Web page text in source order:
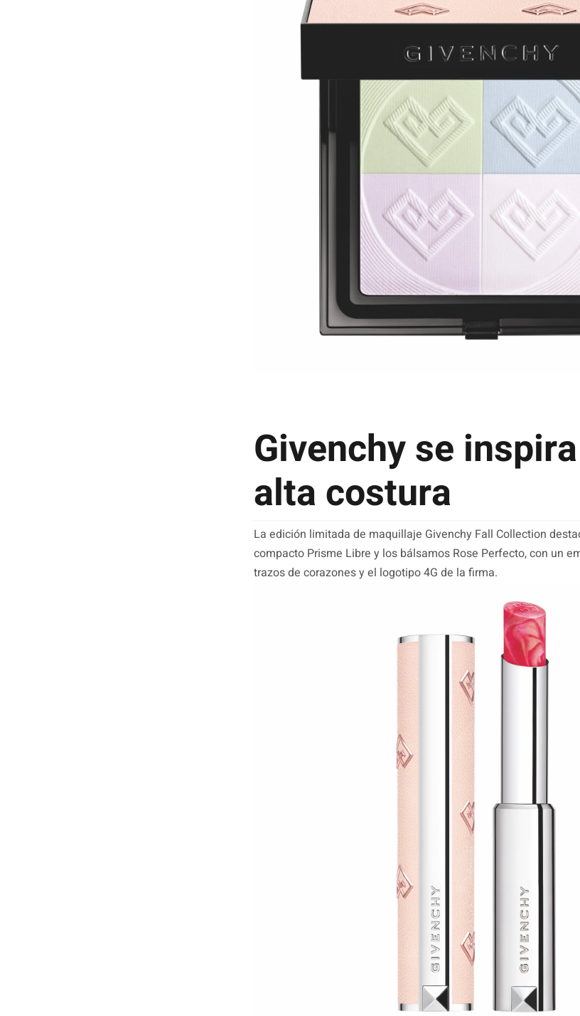
Givenchy se
alta costura
La edición limitada de maquillaje Givenchy Fall Collection
compacto Prisme Libre y los bálsamos Rose Perfecto, con un
trazos de corazones y el logotipo 4G de la firma.